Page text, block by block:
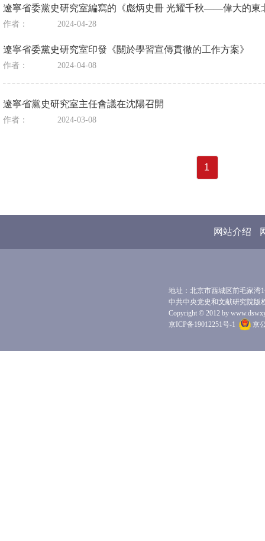
遼寧省委黨史研究室編寫的《彪炳史冊 光耀千秋——偉大的
作者： 2024-04-28
遼寧省委黨史研究室印發《關於學習宣傳貫徹的工作方案》
作者： 2024-04-08
遼寧省黨史研究室主任會議在沈陽召開
作者： 2024-03-08
1
网站介绍
地址：北京市西城区前毛家湾
中共中央党史和文献研究院版
Copyright © 2012 by
京ICP备19012251号-1
京